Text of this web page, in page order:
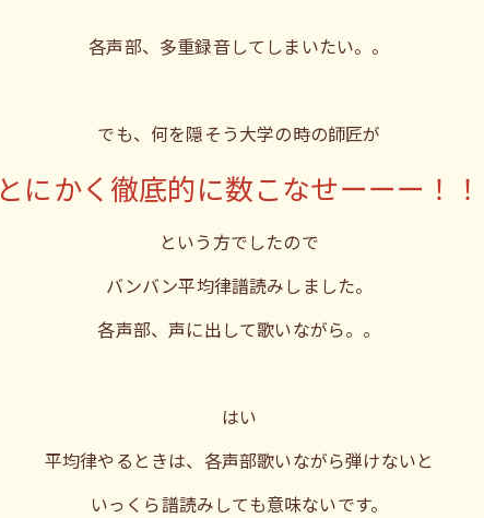
各声部、多重録音してしまいたい。。
でも、何を隠そう大学の時の師匠が
とにかく徹底的に数こなせーーー！！
という方でしたので
バンバン平均律譜読みしました。
各声部、声に出して歌いながら。。
はい
平均律やるときは、各声部歌いながら弾けないと
いっくら譜読みしても意味ないです。